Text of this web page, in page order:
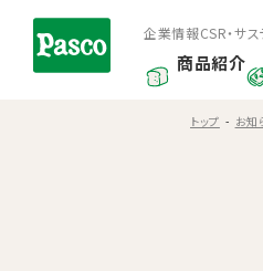
商品紹介
企業情報CSR・サ
トップ お知